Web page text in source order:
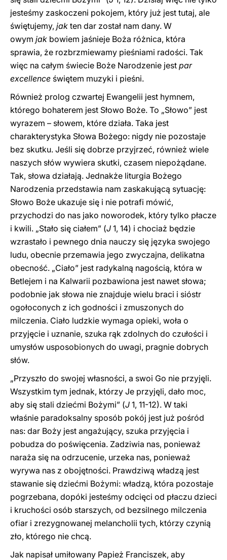
jesteśmy zaskoczeni pokojem, który już jest tutaj, ale
świętujemy, jak ten dar został nam dany. W
owym jak bowiem jaśnieje Boża różnica, która
sprawia, że rozbrzmiewamy pieśniami radości. Tak
więc na całym świecie Boże Narodzenie jest par
excellence świętem muzyki i pieśni.
Również prolog czwartej Ewangelii jest hymnem,
którego bohaterem jest Słowo Boże. To „Słowo” jest
wyrazem – słowem, które działa. Taka jest
charakterystyka Słowa Bożego: nigdy nie pozostaje
bez skutku. Jeśli się dobrze przyjrzeć, również wiele
naszych słów wywiera skutki, czasem niepożądane.
Tak, słowa działają. Jednakże liturgia Bożego
Narodzenia przedstawia nam zaskakującą sytuację:
Słowo Boże ukazuje się i nie potrafi mówić,
przychodzi do nas jako noworodek, który tylko płacze
i kwili. „Stało się ciałem” (J 1, 14) i chociaż będzie
wzrastało i pewnego dnia nauczy się języka swojego
ludu, obecnie przemawia jego zwyczajna, delikatna
obecność. „Ciało” jest radykalną nagością, która w
Betlejem i na Kalwarii pozbawiona jest nawet słowa;
podobnie jak słowa nie znajduje wielu braci i sióstr
ogołoconych z ich godności i zmuszonych do
milczenia. Ciało ludzkie wymaga opieki, woła o
przyjęcie i uznanie, szuka rąk zdolnych do czułości i
umysłów usposobionych do uwagi, pragnie dobrych
słów.
„Przyszło do swojej własności, a swoi Go nie przyjęli.
Wszystkim tym jednak, którzy Je przyjęli, dało moc,
aby się stali dziećmi Bożymi” (J 1, 11-12). W taki
właśnie paradoksalny sposób pokój jest już pośród
nas: dar Boży jest angażujący, szuka przyjęcia i
pobudza do poświęcenia. Zadziwia nas, ponieważ
naraża się na odrzucenie, urzeka nas, ponieważ
wyrywa nas z obojętności. Prawdziwą władzą jest
stawanie się dziećmi Bożymi: władzą, która pozostaje
pogrzebana, dopóki jesteśmy odcięci od płaczu dzieci
i kruchości osób starszych, od bezsilnego milczenia
ofiar i zrezygnowanej melancholii tych, którzy czynią
zło, którego nie chcą.
Jak napisał umiłowany Papież Franciszek, aby